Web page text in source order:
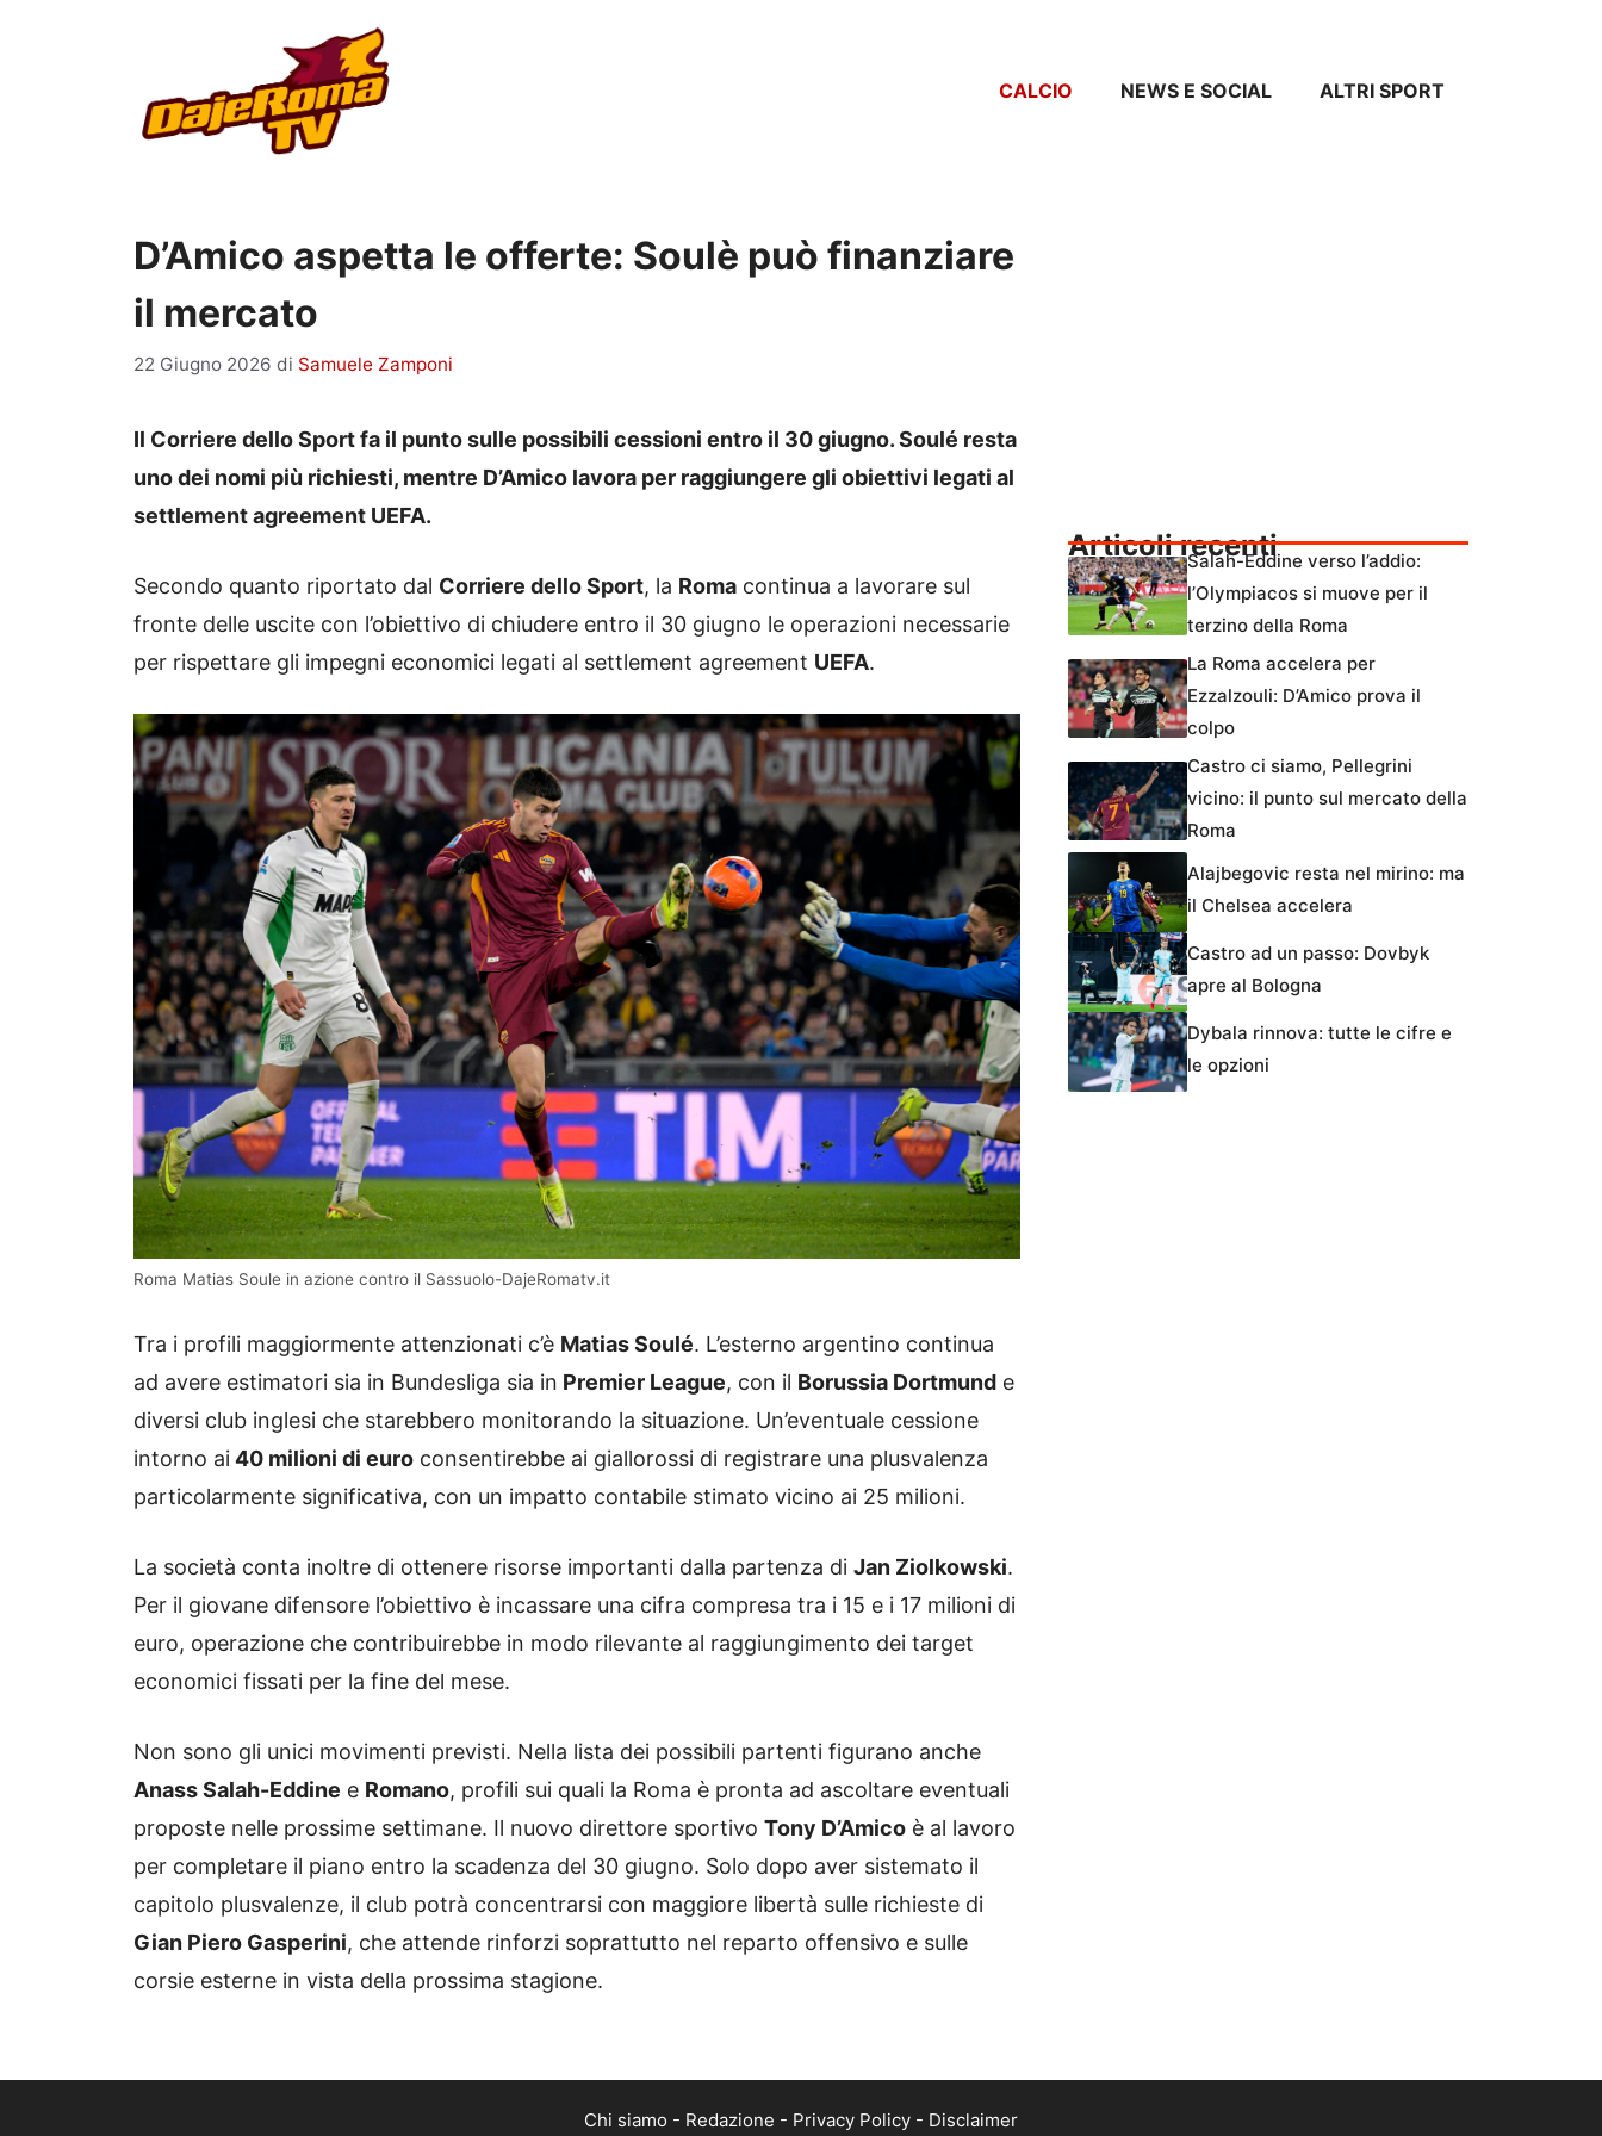
CALCIO NEWS E SOCIAL ALTRI SPORT
D’Amico aspetta le offerte: Soulè può finanziare
il mercato
22 Giugno 2026 di Samuele Zamponi
Il Corriere dello Sport fa il punto sulle possibili cessioni entro il 30 giugno. Soulé resta
uno dei nomi più richiesti, mentre D’Amico lavora per raggiungere gli obiettivi legati al
settlement agreement UEFA.
Secondo quanto riportato dal Corriere dello Sport, la Roma continua a lavorare sul
fronte delle uscite con l’obiettivo di chiudere entro il 30 giugno le operazioni necessarie
per rispettare gli impegni economici legati al settlement agreement UEFA.
Roma Matias Soule in azione contro il Sassuolo-DajeRomatv.it
Tra i profili maggiormente attenzionati c’è Matias Soulé. L’esterno argentino continua
ad avere estimatori sia in Bundesliga sia in Premier League, con il Borussia Dortmund e
diversi club inglesi che starebbero monitorando la situazione. Un’eventuale cessione
intorno ai40 milioni di euro consentirebbe ai giallorossi di registrare una plusvalenza
particolarmente significativa, con un impatto contabile stimato vicino ai 25 milioni.
La società conta inoltre di ottenere risorse importanti dalla partenza di Jan Ziolkowski.
Per il giovane difensore l’obiettivo è incassare una cifra compresa tra i 15 e i 17 milioni di
euro, operazione che contribuirebbe in modo rilevante al raggiungimento dei target
economici fissati per la fine del mese.
Non sono gli unici movimenti previsti. Nella lista dei possibili partenti figurano anche
Anass Salah-Eddine e Romano, profili sui quali la Roma è pronta ad ascoltare eventuali
proposte nelle prossime settimane. Il nuovo direttore sportivo Tony D’Amico è al lavoro
per completare il piano entro la scadenza del 30 giugno. Solo dopo aver sistemato il
capitolo plusvalenze, il club potrà concentrarsi con maggiore libertà sulle richieste di
Gian Piero Gasperini, che attende rinforzi soprattutto nel reparto offensivo e sulle
corsie esterne in vista della prossima stagione.
Articoli recentiSalah-Eddine verso l’addio:
l’Olympiacos si muove per il
terzino della Roma
La Roma accelera per
Ezzalzouli: D’Amico prova il
colpo
Castro ci siamo, Pellegrini
vicino: il punto sul mercato della
Roma
Alajbegovic resta nel mirino: ma
il Chelsea accelera
Castro ad un passo: Dovbyk
apre al Bologna
Dybala rinnova: tutte le cifre e
le opzioni
Chi siamo - Redazione - Privacy Policy - Disclaimer